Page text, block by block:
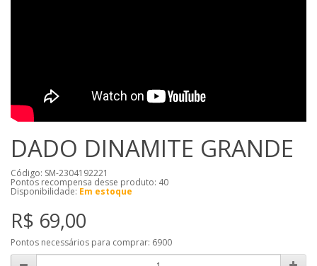
DADO DINAMITE GRANDE
Código: SM-2304192221
Pontos recompensa desse produto: 40
Disponibilidade: Em estoque
R$ 69,00
Pontos necessários para comprar: 6900